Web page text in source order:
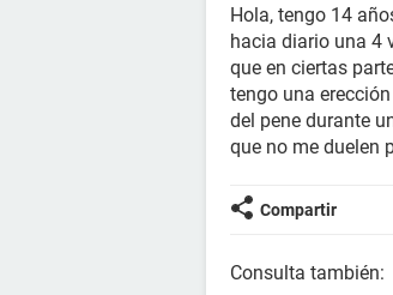
Hola, tengo 14
hacia diario una 4
que en ciertas
tengo una
del pene durante
que no me duelen
Compartir
Consulta también: